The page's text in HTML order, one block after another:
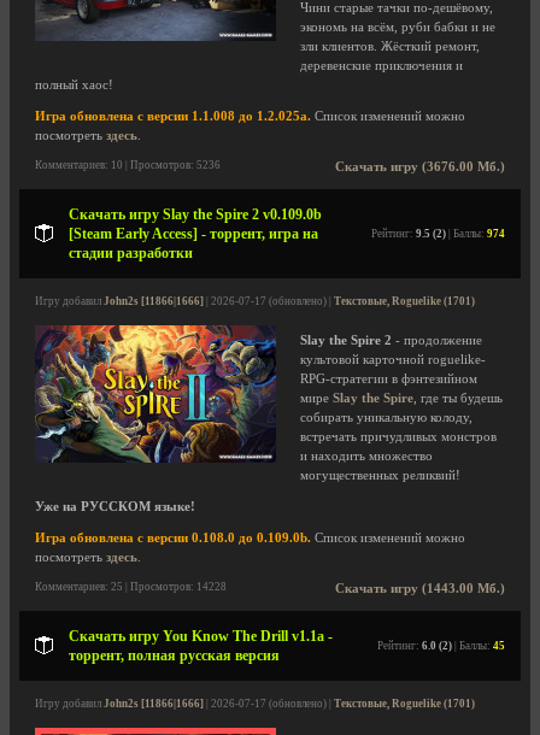
Чини старые тачки по-дешёвому,
экономь на всём, руби бабки и не
зли клиентов. Жёсткий ремонт,
деревенские приключения и
полный хаос!
Игра обновлена с версии 1.1.008 до 1.2.025a. Список изменений можно
посмотреть здесь
Скачать игру (3676.00 Мб.)
Комментариев: 10 | Просмотров: 5236
Скачать игру Slay the Spire 2 v0.109.0b
[Steam Early Access] - торрент, игра на
стадии разработки
Рейтинг: 9.5 (2) | Баллы: 974
Игру добавил John2s [11866|1666] | 2026-07-17 (обновлено) | Текстовые, Roguelike (1701)
Slay the Spire 2 - продолжение
культовой карточной roguelike-
RPG-стратегии в фэнтезийном
мире Slay the Spire , где ты будешь
собирать уникальную колоду,
встречать причудливых монстров
и находить множество
могущественных реликвий!
Уже на РУССКОМ языке!
Игра обновлена с версии 0.108.0 до 0.109.0b. Список изменений можно
посмотреть здесь
Скачать игру (1443.00 Мб.)
Комментариев: 25 | Просмотров: 14228
Скачать игру You Know The Drill v1.1a -
торрент, полная русская версия
Рейтинг: 6.0 (2) | Баллы: 45
Игру добавил John2s [11866|1666] | 2026-07-17 (обновлено) | Текстовые, Roguelike (1701)